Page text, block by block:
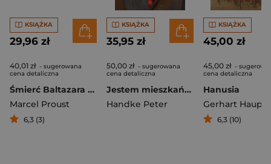
KSIĄŻKA
29,96 zł
40,01 zł - sugerowana
cena detaliczna
Śmierć Baltazara Silvande
Marcel Proust
6,3 (3)
KSIĄŻKA
35,95 zł
50,00 zł - sugerowana
cena detaliczna
Jestem mieszkańcem wieży z kości słoniowej Eseje wybrane
Handke Peter
KSIĄŻKA
45,00 zł
45,00 zł -
cena detaliczna
Hanusia
6,3 (10)